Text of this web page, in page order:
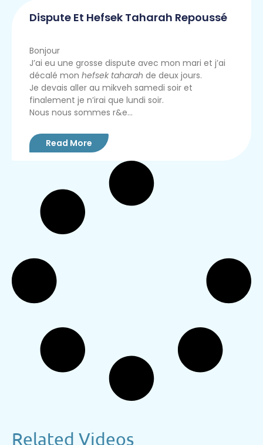
Dispute Et Hefsek Taharah Repoussé
Bonjour
J’ai eu une grosse dispute avec mon mari et j’ai
décalé mon hefsek taharah de deux jours.
Je devais aller au mikveh samedi soir et
finalement je n’irai que lundi soir.
Nous nous sommes r&e...
Read More
Related Videos